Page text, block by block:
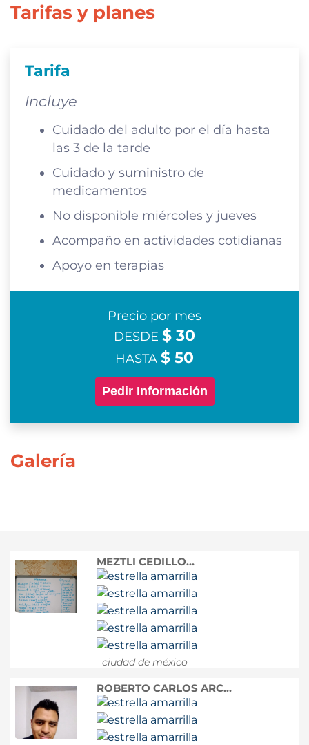
Tarifas y planes
Tarifa
Incluye
Cuidado del adulto por el día hasta
las 3 de la tarde
Cuidado y suministro de
medicamentos
No disponible miércoles y jueves
Acompaño en actividades cotidianas
Apoyo en terapias
Precio por mes
DESDE $ 30
HASTA $ 50
Pedir Información
Galería
MEZTLI CEDILLO...
ciudad de méxico
ROBERTO CARLOS ARC...